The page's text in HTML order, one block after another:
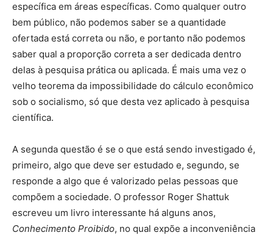
específica em áreas específicas. Como qualquer outro
bem público, não podemos saber se a quantidade
ofertada está correta ou não, e portanto não podemos
saber qual a proporção correta a ser dedicada dentro
delas à pesquisa prática ou aplicada. É mais uma vez o
velho teorema da impossibilidade do cálculo econômico
sob o socialismo, só que desta vez aplicado à pesquisa
científica.
A segunda questão é se o que está sendo investigado é,
primeiro, algo que deve ser estudado e, segundo, se
responde a algo que é valorizado pelas pessoas que
compõem a sociedade. O professor Roger Shattuk
escreveu um livro interessante há alguns anos,
Conhecimento Proibido, no qual expõe a inconveniência